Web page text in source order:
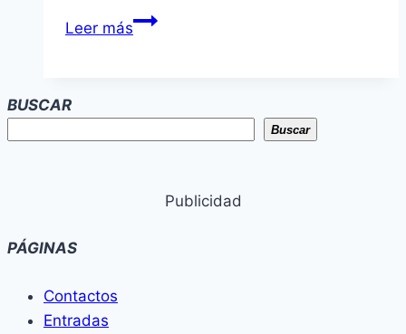
Leer másLuque:
en
plena
pública
BUSCAR
Buscar
Publicidad
PÁGINAS
Contactos
Entradas